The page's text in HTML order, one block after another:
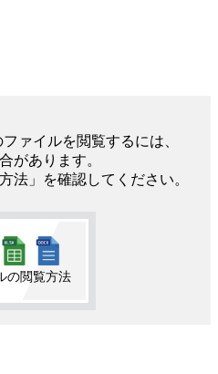
ァイルを閲覧するには、
があります。
法」を確認してください。
の閲覧方法